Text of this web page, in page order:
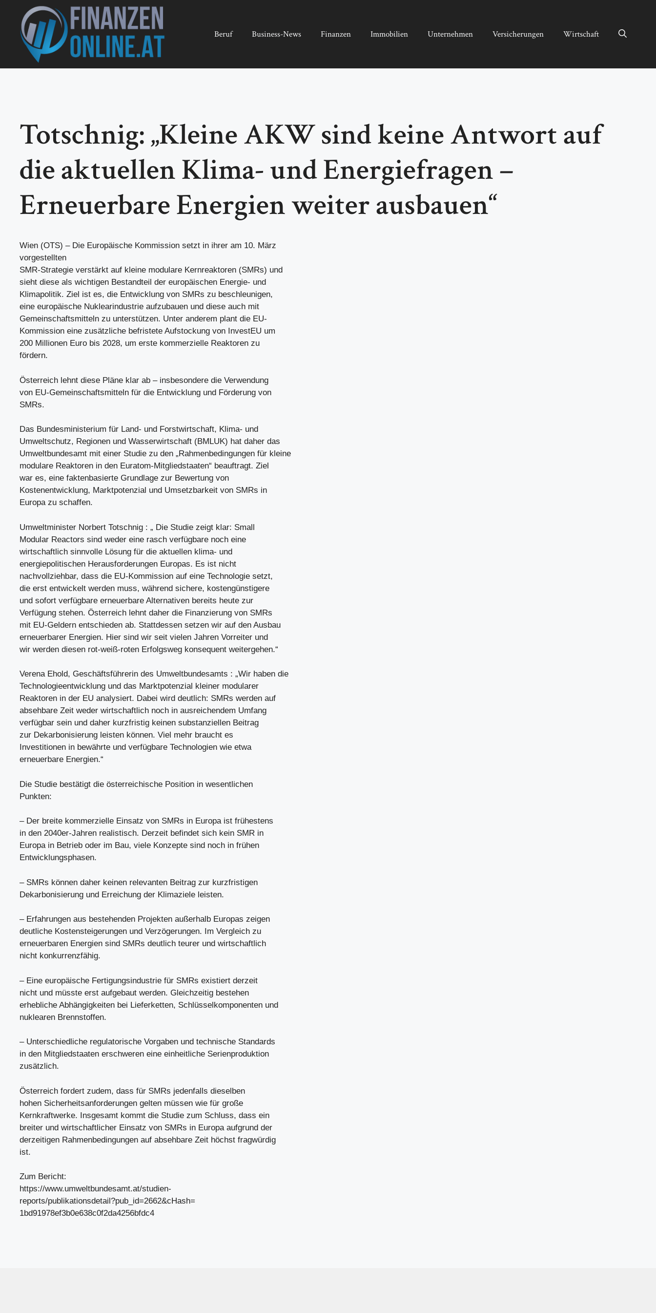
springen
Beruf Business-News Finanzen Immobilien Unternehmen Versicherungen Wirtschaft
Totschnig: „Kleine AKW sind keine Antwort auf
die aktuellen Klima- und Energiefragen –
Erneuerbare Energien weiter ausbauen“
Wien (OTS) – Die Europäische Kommission setzt in ihrer am 10. März
vorgestellten
SMR-Strategie verstärkt auf kleine modulare Kernreaktoren (SMRs) und
sieht diese als wichtigen Bestandteil der europäischen Energie- und
Klimapolitik. Ziel ist es, die Entwicklung von SMRs zu beschleunigen,
eine europäische Nuklearindustrie aufzubauen und diese auch mit
Gemeinschaftsmitteln zu unterstützen. Unter anderem plant die EU-
Kommission eine zusätzliche befristete Aufstockung von InvestEU um
200 Millionen Euro bis 2028, um erste kommerzielle Reaktoren zu
fördern.
Österreich lehnt diese Pläne klar ab – insbesondere die Verwendung
von EU-Gemeinschaftsmitteln für die Entwicklung und Förderung von
SMRs.
Das Bundesministerium für Land- und Forstwirtschaft, Klima- und
Umweltschutz, Regionen und Wasserwirtschaft (BMLUK) hat daher das
Umweltbundesamt mit einer Studie zu den „Rahmenbedingungen für kleine
modulare Reaktoren in den Euratom-Mitgliedstaaten“ beauftragt. Ziel
war es, eine faktenbasierte Grundlage zur Bewertung von
Kostenentwicklung, Marktpotenzial und Umsetzbarkeit von SMRs in
Europa zu schaffen.
Umweltminister Norbert Totschnig : „ Die Studie zeigt klar: Small
Modular Reactors sind weder eine rasch verfügbare noch eine
wirtschaftlich sinnvolle Lösung für die aktuellen klima- und
energiepolitischen Herausforderungen Europas. Es ist nicht
nachvollziehbar, dass die EU-Kommission auf eine Technologie setzt,
die erst entwickelt werden muss, während sichere, kostengünstigere
und sofort verfügbare erneuerbare Alternativen bereits heute zur
Verfügung stehen. Österreich lehnt daher die Finanzierung von SMRs
mit EU-Geldern entschieden ab. Stattdessen setzen wir auf den Ausbau
erneuerbarer Energien. Hier sind wir seit vielen Jahren Vorreiter und
wir werden diesen rot-weiß-roten Erfolgsweg konsequent weitergehen.“
Verena Ehold, Geschäftsführerin des Umweltbundesamts : „Wir haben die
Technologieentwicklung und das Marktpotenzial kleiner modularer
Reaktoren in der EU analysiert. Dabei wird deutlich: SMRs werden auf
absehbare Zeit weder wirtschaftlich noch in ausreichendem Umfang
verfügbar sein und daher kurzfristig keinen substanziellen Beitrag
zur Dekarbonisierung leisten können. Viel mehr braucht es
Investitionen in bewährte und verfügbare Technologien wie etwa
erneuerbare Energien.“
Die Studie bestätigt die österreichische Position in wesentlichen
Punkten:
– Der breite kommerzielle Einsatz von SMRs in Europa ist frühestens
in den 2040er-Jahren realistisch. Derzeit befindet sich kein SMR in
Europa in Betrieb oder im Bau, viele Konzepte sind noch in frühen
Entwicklungsphasen.
– SMRs können daher keinen relevanten Beitrag zur kurzfristigen
Dekarbonisierung und Erreichung der Klimaziele leisten.
– Erfahrungen aus bestehenden Projekten außerhalb Europas zeigen
deutliche Kostensteigerungen und Verzögerungen. Im Vergleich zu
erneuerbaren Energien sind SMRs deutlich teurer und wirtschaftlich
nicht konkurrenzfähig.
– Eine europäische Fertigungsindustrie für SMRs existiert derzeit
nicht und müsste erst aufgebaut werden. Gleichzeitig bestehen
erhebliche Abhängigkeiten bei Lieferketten, Schlüsselkomponenten und
nuklearen Brennstoffen.
– Unterschiedliche regulatorische Vorgaben und technische Standards
in den Mitgliedstaaten erschweren eine einheitliche Serienproduktion
zusätzlich.
Österreich fordert zudem, dass für SMRs jedenfalls dieselben
hohen Sicherheitsanforderungen gelten müssen wie für große
Kernkraftwerke. Insgesamt kommt die Studie zum Schluss, dass ein
breiter und wirtschaftlicher Einsatz von SMRs in Europa aufgrund der
derzeitigen Rahmenbedingungen auf absehbare Zeit höchst fragwürdig
ist.
Zum Bericht:
https://www.umweltbundesamt.at/studien-
reports/publikationsdetail?pub_id=2662&cHash=
1bd91978ef3b0e638c0f2da4256bfdc4